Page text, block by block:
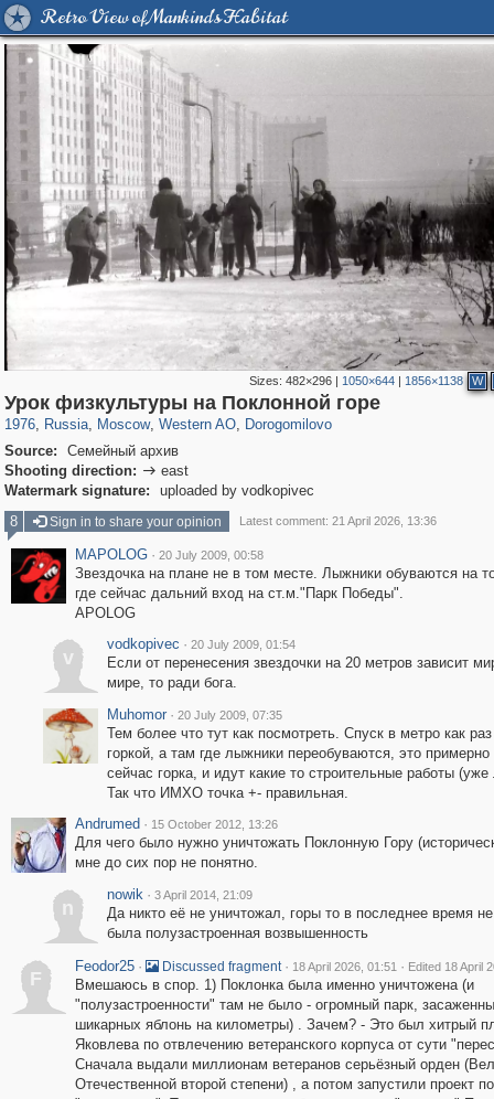
Retro View of Mankind's Habitat
Sizes: 482×296| 1050×644| 1856×1138 W
Урок физкультуры на Поклонной горе
1976, Russia
1,407,780 29,263
, Moscow
319,968 8,295
, Western AO
27,135 310
, Dorogomilovo
6,082 107
Source:
Семейный архив
Shooting direction:  east
Watermark signature:
uploaded by vodkopivec
8
Sign in to share your opinion Latest comment: 21 April 2026, 13:36
MAPOLOG · 20 July 2009, 00:58
Звездочка на плане не в том месте. Лыжники обуваются на
где сейчас дальний вход на ст.м."Парк Победы".
APOLOG
v
vodkopivec · 20 July 2009, 01:54
Если от перенесения звездочки на 20 метров зависит
мире, то ради бога.
Muhomor · 20 July 2009, 07:35
Тем более что тут как посмотреть. Спуск в метро как
горкой, а там где лыжники переобуваются, это примерно
сейчас горка, и идут какие то строительные работы (уже
Так что ИМХО точка +- правильная.
Andrumed · 15 October 2012, 13:26
Для чего было нужно уничтожать Поклонную Гору
мне до сих пор не понятно.
n
nowik · 3 April 2014, 21:09
Да никто её не уничтожал, горы то в последнее время
была полузастроенная возвышенность
F
Feodor25 · Discussed fragment · 18 April 2026, 01:51 · Edited 18 April
Вмешаюсь в спор. 1) Поклонка была именно уничтожена (и
"полузастроенности" там не было - огромный парк,
шикарных яблонь на километры) . Зачем? - Это был хитрый
Яковлева по отвлечению ветеранского корпуса от сути
Сначала выдали миллионам ветеранов серьёзный орден
Отечественной второй степени) , а потом запустили проект